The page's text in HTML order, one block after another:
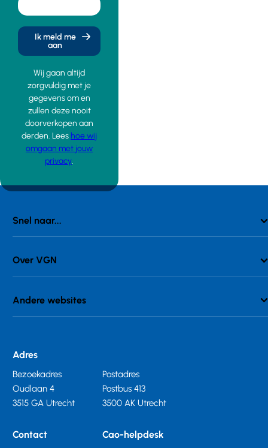
Ik meld me
aan
Wij gaan altijd
zorgvuldig met je
gegevens om en
zullen deze nooit
doorverkopen aan
derden. Lees hoe wij
omgaan met jouw
privacy.
Snel naar...
Over VGN
Andere websites
Adres
Bezoekadres
Oudlaan 4
3515 GA Utrecht
Postadres
Postbus 413
3500 AK Utrecht
Contact Cao-helpdesk